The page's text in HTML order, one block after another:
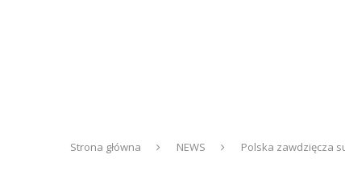
Strona główna NEWS Polska zawdzięcza